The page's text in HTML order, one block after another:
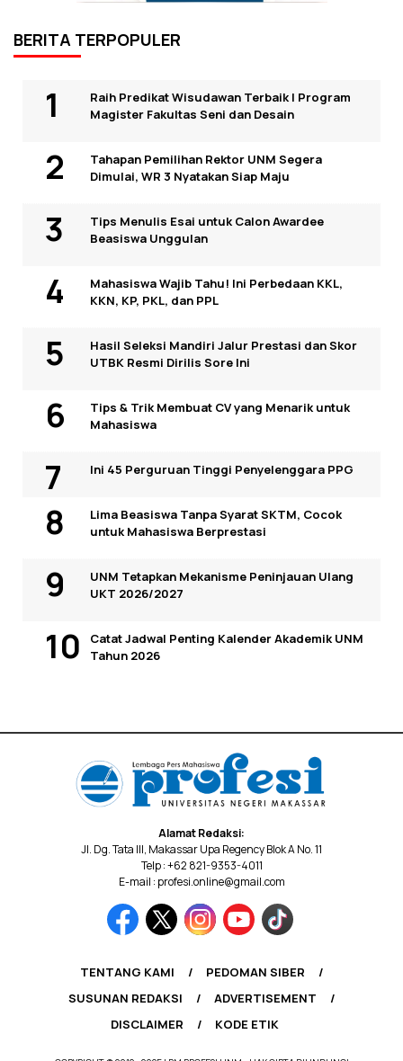
BERITA TERPOPULER
Raih Predikat Wisudawan Terbaik I Program
Magister Fakultas Seni dan Desain
Tahapan Pemilihan Rektor UNM Segera
Dimulai, WR 3 Nyatakan Siap Maju
Tips Menulis Esai untuk Calon Awardee
Beasiswa Unggulan
Mahasiswa Wajib Tahu! Ini Perbedaan KKL,
KKN, KP, PKL, dan PPL
Hasil Seleksi Mandiri Jalur Prestasi dan Skor
UTBK Resmi Dirilis Sore Ini
Tips & Trik Membuat CV yang Menarik untuk
Mahasiswa
Ini 45 Perguruan Tinggi Penyelenggara PPG
Lima Beasiswa Tanpa Syarat SKTM, Cocok
untuk Mahasiswa Berprestasi
UNM Tetapkan Mekanisme Peninjauan Ulang
UKT 2026/2027
Catat Jadwal Penting Kalender Akademik UNM
Tahun 2026
Alamat Redaksi:
Jl. Dg. Tata III, Makassar Upa Regency Blok A No. 11
Telp : +62 821-9353-4011
E-mail : profesi.online@gmail.com
TENTANG KAMI
PEDOMAN SIBER
SUSUNAN REDAKSI
ADVERTISEMENT
DISCLAIMER
KODE ETIK